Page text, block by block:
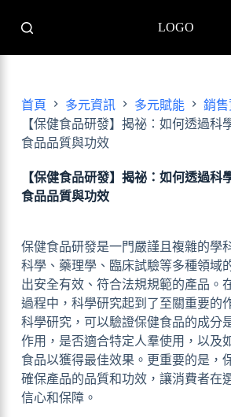
至
主
容
LOGO
首頁 多元資訊 多元賦能
銷
【保健食品研發】揭祕：如何透過科
食品品質與功效
【保健食品研發】揭祕：如何透過科
食品品質與功效
保健食品研發是一門嚴謹且複雜的學
科學、藥理學、臨床試驗等多種領域
出安全有效、符合法規規範的產品。
過程中，科學研究起到了至關重要的
科學研究，可以驗證保健食品的成分
作用，是否適合特定人羣使用，以及
食品以獲得最佳效果。更重要的是，
確保產品的品質和功效，讓消費者在
信心和保障。